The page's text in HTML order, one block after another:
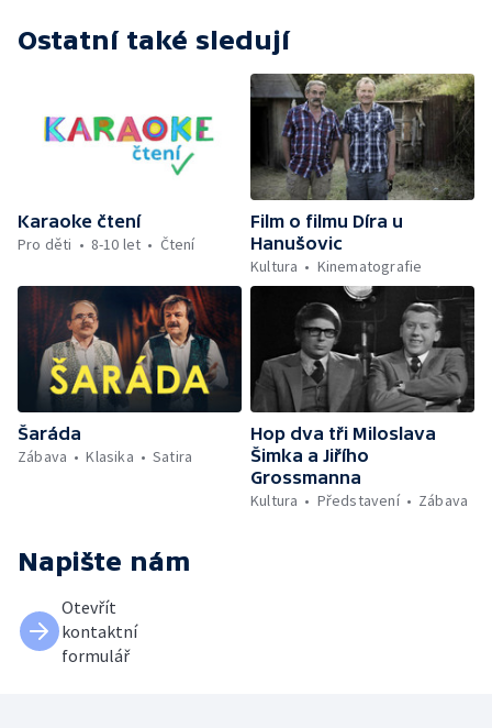
Ostatní také sledují
Karaoke čtení
Pro děti
8-10 let Čtení
Film o filmu Díra u
Hanušovic
Kultura
Kinematografie
Šaráda
Zábava
Klasika Satira
Hop dva tři Miloslava
Šimka a Jiřího
Grossmanna
Kultura
Představení Zábava
Napište nám
Otevřít
kontaktní
formulář